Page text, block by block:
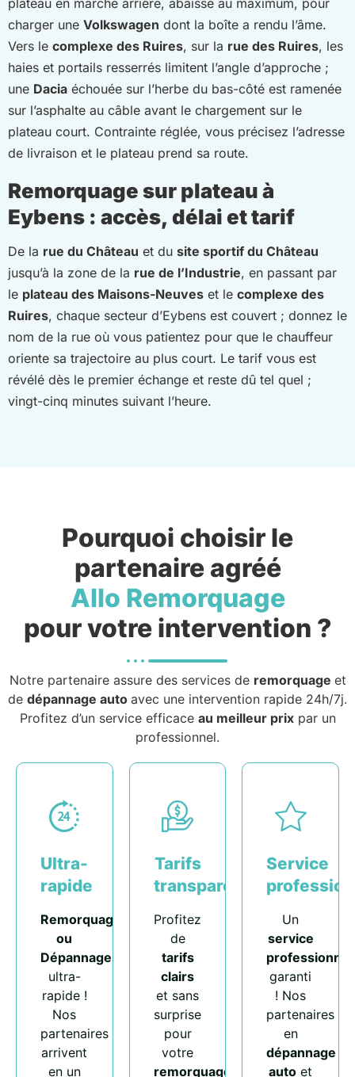
charger une Volkswagen dont la boîte a rendu l’âme.
Vers le complexe des Ruires, sur la rue des Ruires, les
haies et portails resserrés limitent l’angle d’approche ;
une Dacia échouée sur l’herbe du bas-côté est ramenée
sur l’asphalte au câble avant le chargement sur le
plateau court. Contrainte réglée, vous précisez l’adresse
de livraison et le plateau prend sa route.
Remorquage sur plateau à
Eybens : accès, délai et tarif
De la rue du Château et du site sportif du Château
jusqu’à la zone de la rue de l’Industrie, en passant par
le plateau des Maisons-Neuves et le complexe des
Ruires, chaque secteur d’Eybens est couvert ; donnez le
nom de la rue où vous patientez pour que le chauffeur
oriente sa trajectoire au plus court. Le tarif vous est
révélé dès le premier échange et reste dû tel quel ;
vingt-cinq minutes suivant l’heure.
Pourquoi choisir le
partenaire agréé
Allo Remorquage
pour votre intervention ?
Notre partenaire assure des services de remorquage et
de dépannage auto avec une intervention rapide 24h/7j.
Profitez d’un service efficace au meilleur prixpar un
professionnel.
Ultra-
rapide
Remorquage
ou
Dépannage
ultra-
rapide !
Nos
partenaires
arrivent
en un
Tarifs
transparents
Profitez
de
tarifs
clairs
et sans
surprise
pour
votre
remorquage
Service
Un
service
professionnel
garanti
! Nos
partenaires
en
dépannage
auto et